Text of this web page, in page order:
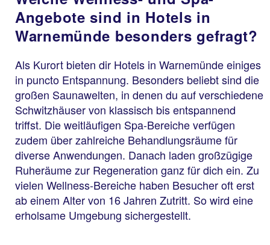
Angebote sind in Hotels in
Warnemünde besonders gefragt?
Als Kurort bieten dir Hotels in Warnemünde einiges
in puncto Entspannung. Besonders beliebt sind die
großen Saunawelten, in denen du auf verschiedene
Schwitzhäuser von klassisch bis entspannend
triffst. Die weitläufigen Spa-Bereiche verfügen
zudem über zahlreiche Behandlungsräume für
diverse Anwendungen. Danach laden großzügige
Ruheräume zur Regeneration ganz für dich ein. Zu
vielen Wellness-Bereiche haben Besucher oft erst
ab einem Alter von 16 Jahren Zutritt. So wird eine
erholsame Umgebung sichergestellt.